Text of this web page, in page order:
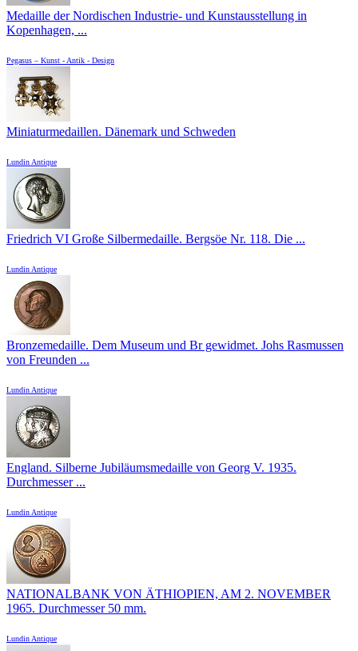
Medaille der Nordischen Industrie- und Kunstausstellung in
Kopenhagen, ...
Pegasus – Kunst - Antik - Design
Miniaturmedaillen. Dänemark und Schweden
Lundin Antique
Friedrich VI Große Silbermedaille. Bergsöe Nr. 118. Die ...
Lundin Antique
Bronzemedaille. Dem Museum und Br gewidmet. Johs Rasmussen
von Freunden ...
Lundin Antique
England. Silberne Jubiläumsmedaille von Georg V. 1935.
Durchmesser ...
Lundin Antique
NATIONALBANK VON ÄTHIOPIEN, AM 2. NOVEMBER
1965. Durchmesser 50 mm.
Lundin Antique